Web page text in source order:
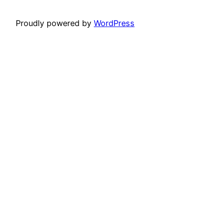
Proudly powered by WordPress